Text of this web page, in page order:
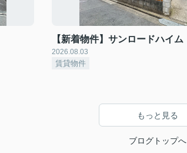
【新着物件】サンロードハイム
2026.08.03
賃貸物件
もっと見る
ブログトップへ